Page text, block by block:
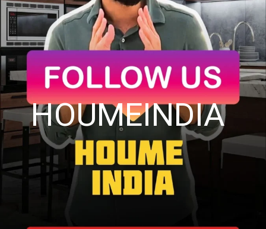
HOUMEINDIA